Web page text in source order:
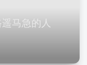
马急的人